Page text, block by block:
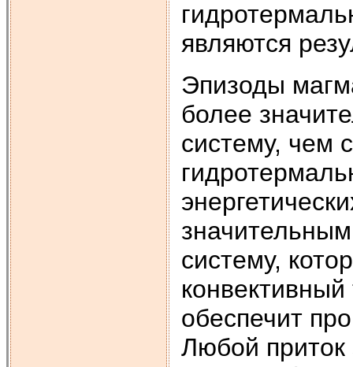
являются
Эпизоды
более
систему, чем
систему,
обеспечит
Любой приток